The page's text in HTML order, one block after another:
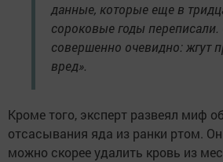
данные, которые еще в
сороковые годы переписали.
совершенно очевидно: жгут
вред».
Кроме того, эксперт развеял миф
отсасывания яда из ранки ртом.
можно скорее удалить кровь из